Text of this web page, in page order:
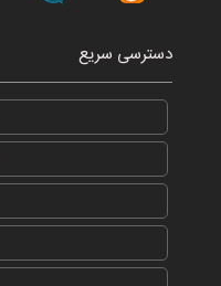
دسترسی سریع